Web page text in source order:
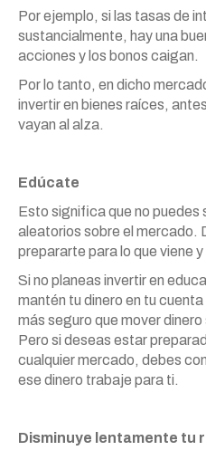
Por ejemplo, si las tasas de
sustancialmente, hay una
acciones y los bonos caigan.
Por lo tanto, en dicho
invertir en bienes raíces,
vayan al alza.
Edúcate
Esto significa que no puedes
aleatorios sobre el mercado.
prepararte para lo que viene
Si no planeas invertir en
mantén tu dinero en tu
más seguro que mover
Pero si deseas estar
cualquier mercado, debes
ese dinero trabaje para ti.
Disminuye lentamente tu